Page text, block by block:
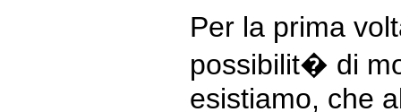
Per la prima
possibilit� di
esistiamo, che